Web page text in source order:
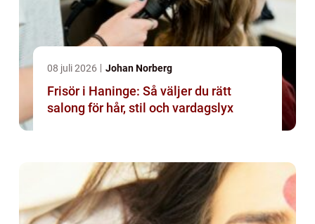
08 juli 2026 Johan Norberg
Frisör i Haninge: Så väljer du rätt
salong för hår, stil och vardagslyx